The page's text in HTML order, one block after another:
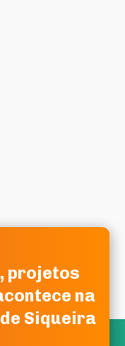
projetos
na
Siqueira
projetos
na
Siqueira